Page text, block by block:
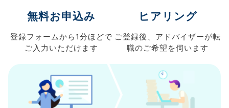
無料お申込み
登録フォームから 1分ほどで
ご入力 いただけます
ヒアリング
ご登録後、 アドバイザーが転
職のご希望を伺います